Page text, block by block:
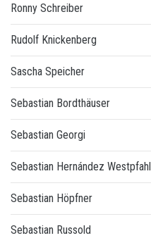
Ronny Schreiber
Rudolf Knickenberg
Sascha Speicher
Sebastian Bordthäuser
Sebastian Georgi
Sebastian Hernández Westpfahl
Sebastian Höpfner
Sebastian Russold